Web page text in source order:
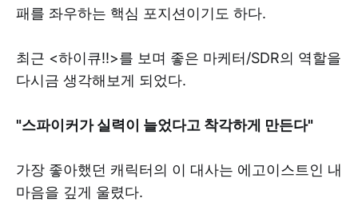
패를 좌우하는 핵심 포지션이기도 하다.
최근 <하이큐!!>를 보며 좋은 마케터/SDR의 역할을
다시금 생각해보게 되었다.
"스파이커가 실력이 늘었다고 착각하게 만든다"
가장 좋아했던 캐릭터의 이 대사는 에고이스트인 내
마음을 깊게 울렸다.